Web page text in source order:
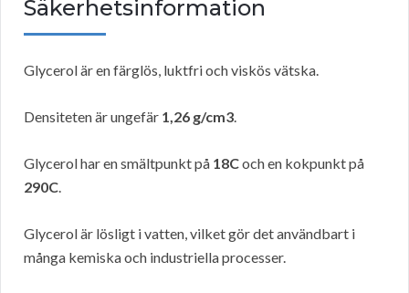
Säkerhetsinformation
Glycerol är en färglös, luktfri och viskös vätska.
Densiteten är ungefär 1,26 g/cm3
Glycerol har en smältpunkt på 18Coch en kokpunkt på
290C
Glycerol är lösligt i vatten, vilket gör det användbart i
många kemiska och industriella processer.